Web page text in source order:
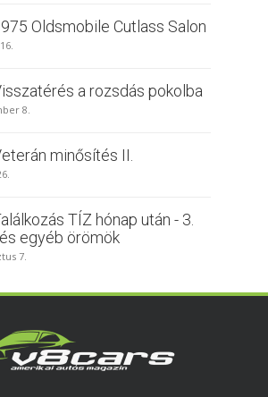
Oldsmobile Cutlass Salon
a rozsdás pokolba
8.
minősítés II.
TÍZ hónap után - 3.
egyéb örömök
7.